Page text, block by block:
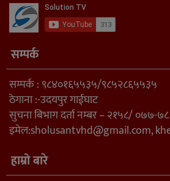
सम्पर्क
सम्पर्क : ९८४०१६५५३५/९८५२८६५५३५
ठेगाना :-उदयपुर गाईघाट
सुचना बिभाग दर्ता नम्बर – २१५८/ ०७७-७८
इमेल:sholusantvhd@gmail.com,
हाम्रो बारे